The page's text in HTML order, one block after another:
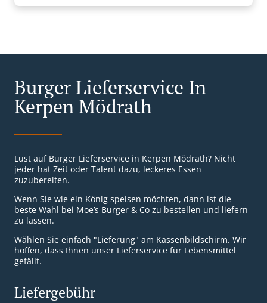
Burger Lieferservice In
Kerpen Mödrath
Lust auf Burger Lieferservice in Kerpen Mödrath? Nicht
jeder hat Zeit oder Talent dazu, leckeres Essen
zuzubereiten.
Wenn Sie wie ein König speisen möchten, dann ist die
beste Wahl bei Moe’s Burger & Co zu bestellen und liefern
zu lassen.
Wählen Sie einfach "Lieferung" am Kassenbildschirm. Wir
hoffen, dass Ihnen unser Lieferservice für Lebensmittel
gefällt.
Liefergebühr